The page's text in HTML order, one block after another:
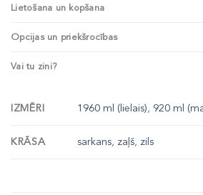
Lietošana un kopšana
Opcijas un priekšrocības
Vai tu zini?
IZMĒRI 1960 ml (lielais), 920 ml
KRĀSA sarkans, zaļš, zils